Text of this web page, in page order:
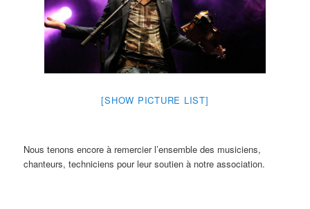
[SHOW PICTURE LIST]
Nous tenons encore à remercier l’ensemble des musiciens,
chanteurs, techniciens pour leur soutien à notre association.